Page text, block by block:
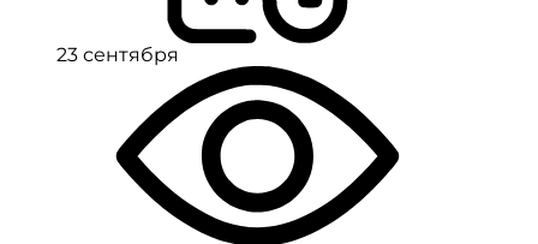
23 сентября